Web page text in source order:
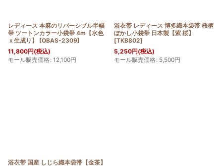
レディース 本麻のリバーシブル半幅
帯 ツートンカラー小袋帯 4m【水色
ｘ生成り】
[OBAS-2309]
11,800円(税込)
モール販売価格: 12,100円
浴衣帯 レディース 博多織本袋帯 桜柄
ぼかし小袋帯 日本製【紫 桜】
[TKB802]
5,250円(税込)
モール販売価格: 5,500円
浴衣帯 国産 しじら織本袋帯【金茶】